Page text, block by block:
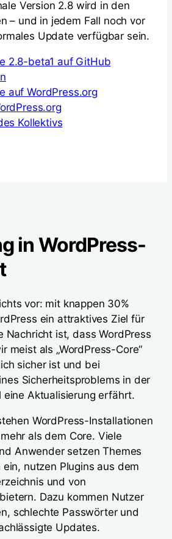
Version 2.8 wird in den
– und in jedem Fall noch vor
Update verfügbar sein.
2.8-beta1 auf GitHub
auf WordPress.org
Kollektivs
in WordPress-
vor: mit knappen 30%
ein attraktives Ziel für
Nachricht ist, dass WordPress
meist als „WordPress-Core“
sicher ist und bei
Sicherheitsproblems in der
eine Aktualisierung erfährt.
WordPress-Installationen
als dem Core. Viele
Anwender setzen Themes
nutzen Plugins aus dem
und von
Dazu kommen Nutzer
schlechte Passwörter und
Updates.